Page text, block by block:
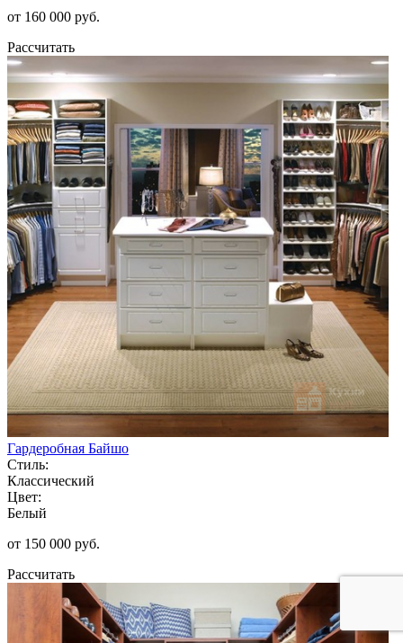
от 160 000 руб.
Рассчитать
Гардеробная Байшо
Стиль:
Классический
Цвет:
Белый
от 150 000 руб.
Рассчитать